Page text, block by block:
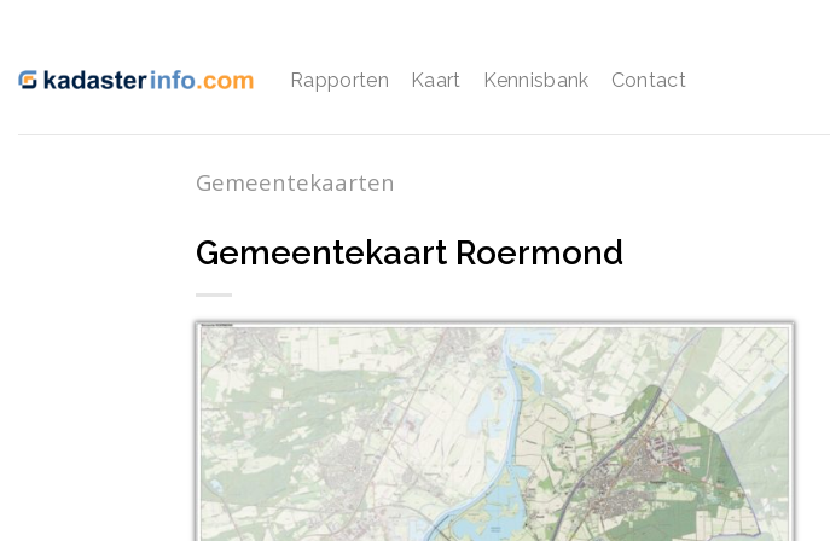
inhoud
Rapporten Kaart Kennisbank Contact
Gemeentekaarten
Gemeentekaart Roermond